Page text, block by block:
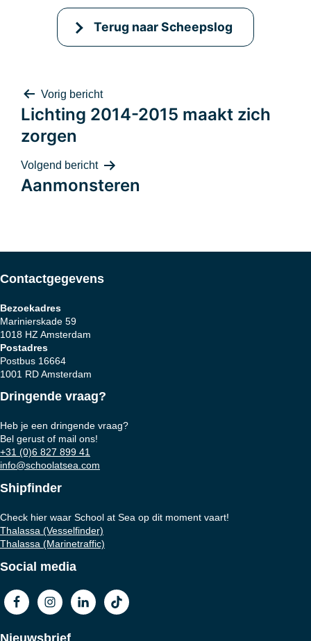
Terug naar Scheepslog
Bericht
navigatie
Vorig bericht
Lichting 2014-2015 maakt zich
zorgen
Volgend bericht
Aanmonsteren
Contactgegevens
Bezoekadres
Marinierskade 59
1018 HZ Amsterdam
Postadres
Postbus 16664
1001 RD Amsterdam
Dringende vraag?
Heb je een dringende vraag?
Bel gerust of mail ons!
+31 (0)6 827 899 41
info@schoolatsea.com
Shipfinder
Check hier waar School at Sea op dit moment vaart!
Thalassa (Vesselfinder)
Thalassa (Marinetraffic)
Social media